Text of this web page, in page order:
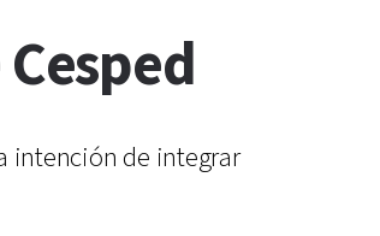
intención de integrar